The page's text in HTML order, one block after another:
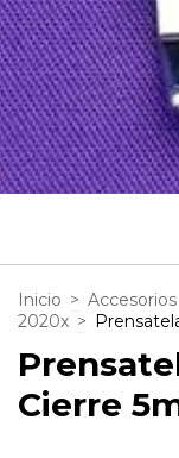
Inicio >
2020x >
Cierre